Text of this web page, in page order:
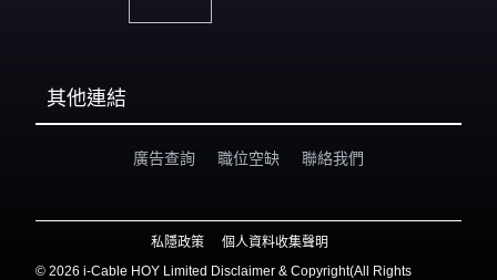
其他連結
廣告查詢 職位空缺 聯絡我們
私隱政策
個人資料收集聲明
© 2026 i-Cable HOY Limited Disclaimer & Copyright(All Rights